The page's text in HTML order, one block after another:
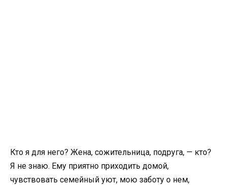
Кто я для него? Жена, сожительница, подруга, — кто?
Я не знаю. Ему приятно приходить домой,
чувствовать семейный уют, мою заботу о нем,